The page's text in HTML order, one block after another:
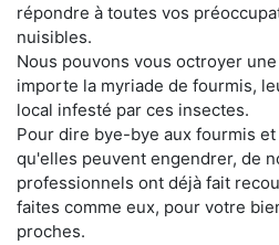
répondre à toutes vos
nuisibles.
Nous pouvons vous octroyer
importe la myriade de fourmis,
local infesté par ces insectes.
Pour dire bye-bye aux fourmis
qu'elles peuvent engendrer, de
professionnels ont déjà fait
faites comme eux, pour votre
proches.